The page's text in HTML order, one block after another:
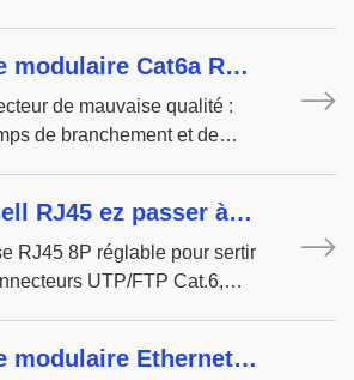
de radio, de télévision
équipements électroniques
les instruments de
Prise modulaire Cat6a RJ 45 8p8c
de mauvaise qualité :
de branchement et de
Hotsell RJ45 ez passer à travers les outils de sertissage pince à dénuder
RJ45 8P réglable pour sertir
UTP/FTP Cat.6,
3. Peut sertir le
Prise modulaire Ethernet RJ 45 Cat 8 Ethernet sans outil en cuivre nu 8 broches